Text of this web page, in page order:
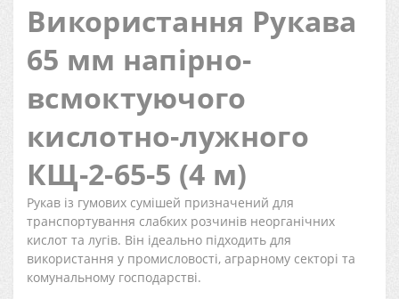
Використання Рукава
65 мм напірно-
всмоктуючого
кислотно-лужного
КЩ-2-65-5 (4 м)
Рукав із гумових сумішей призначений для
транспортування слабких розчинів неорганічних
кислот та лугів. Він ідеально підходить для
використання у промисловості, аграрному секторі та
комунальному господарстві.